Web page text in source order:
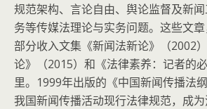
规范架构、言论自由、舆论监督及新
务等传媒法理论与实务问题。这些文
部分收入文集《新闻法新论》（2002
论》（2015）和《法律素养：记者的必
里。1999年出版的《中国新闻传播法
我国新闻传播活动现行法律规范，成